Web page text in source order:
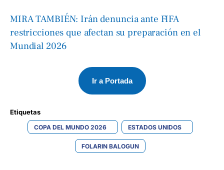
MIRA TAMBIÉN: Irán denuncia ante FIFA
restricciones que afectan su preparación en el
Mundial 2026
Ir a Portada
Etiquetas
COPA DEL MUNDO 2026 ESTADOS UNIDOS
FOLARIN BALOGUN